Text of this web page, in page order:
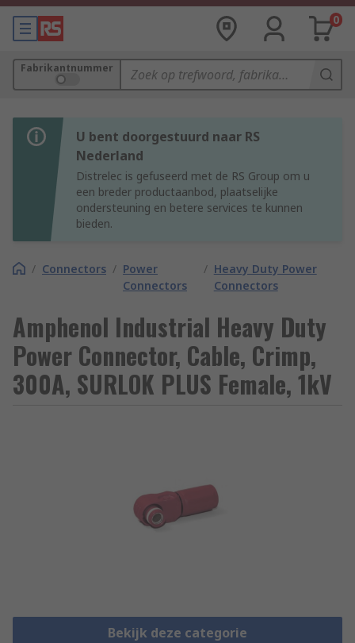
0
Fabrikantnummer
U bent doorgestuurd naar RS
Nederland
Distrelec is gefuseerd met de RS Group om u
een breder productaanbod, plaatselijke
ondersteuning en betere services te kunnen
bieden.
/ Connectors / Power
Connectors
/ Heavy Duty Power
Connectors
Amphenol Industrial Heavy Duty
Power Connector, Cable, Crimp,
300A, SURLOK PLUS Female, 1kV
Bekijk deze categorie